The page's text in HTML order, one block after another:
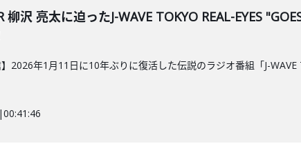
柳沢 亮太に迫ったJ-WAVE TOKYO REAL-EYES
】2026年1月11日に10年ぶりに復活した伝説のラジオ番組「J-
|00:41:46